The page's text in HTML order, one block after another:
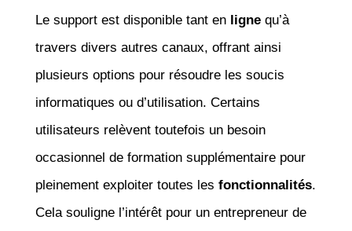
Le support est disponible tant en lignequ’à
travers divers autres canaux, offrant ainsi
plusieurs options pour résoudre les soucis
informatiques ou d’utilisation. Certains
utilisateurs relèvent toutefois un besoin
occasionnel de formation supplémentaire pour
pleinement exploiter toutes les fonctionnalités.
Cela souligne l’intérêt pour un entrepreneur de